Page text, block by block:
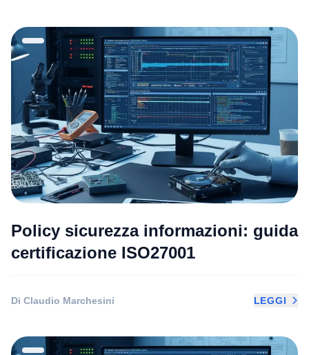
Policy sicurezza informazioni: guida
certificazione ISO27001
Di Claudio Marchesini LEGGI